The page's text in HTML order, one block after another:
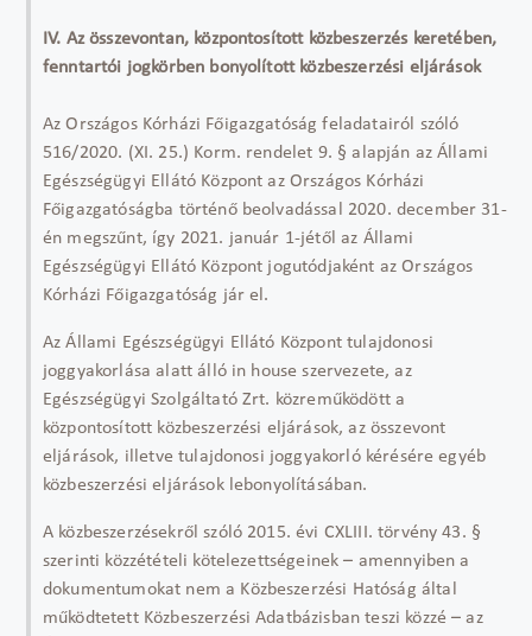
IV. Az összevontan, központosított közbeszerzés keretében,
fenntartói jogkörben bonyolított közbeszerzési eljárások
Az Országos Kórházi Főigazgatóság feladatairól szóló
516/2020. (XI. 25.) Korm. rendelet 9. § alapján az Állami
Egészségügyi Ellátó Központ az Országos Kórházi
Főigazgatóságba történő beolvadással 2020. december 31-
én megszűnt, így 2021. január 1-jétől az Állami
Egészségügyi Ellátó Központ jogutódjaként az Országos
Kórházi Főigazgatóság jár el.
Az Állami Egészségügyi Ellátó Központ tulajdonosi
joggyakorlása alatt álló in house szervezete, az
Egészségügyi Szolgáltató Zrt. közreműködött a
központosított közbeszerzési eljárások, az összevont
eljárások, illetve tulajdonosi joggyakorló kérésére egyéb
közbeszerzési eljárások lebonyolításában.
A közbeszerzésekről szóló 2015. évi CXLIII. törvény 43. §
szerinti közzétételi kötelezettségeinek – amennyiben a
dokumentumokat nem a Közbeszerzési Hatóság által
működtetett Közbeszerzési Adatbázisban teszi közzé – az